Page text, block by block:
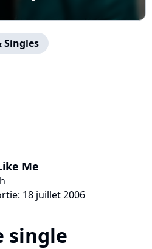
Singles
Me
18 juillet 2006
single